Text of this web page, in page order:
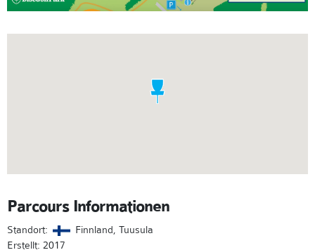
Parcours Informationen
Standort:
Finnland, Tuusula
Erstellt: 2017